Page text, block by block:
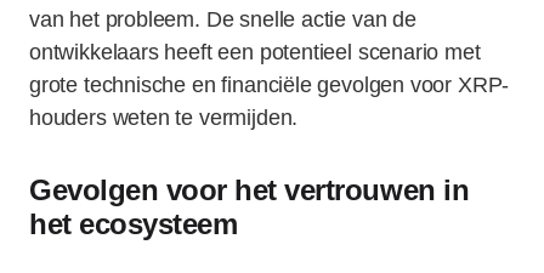
van het probleem. De snelle actie van de
ontwikkelaars heeft een potentieel scenario met
grote technische en financiële gevolgen voor XRP-
houders weten te vermijden.
Gevolgen voor het vertrouwen in
het ecosysteem